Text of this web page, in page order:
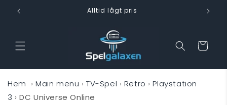
vidare
till
Alltid lågt pris
Varukorg
Hem › Main menu › TV-Spel › Retro › Playstation
3 › DC Universe Online